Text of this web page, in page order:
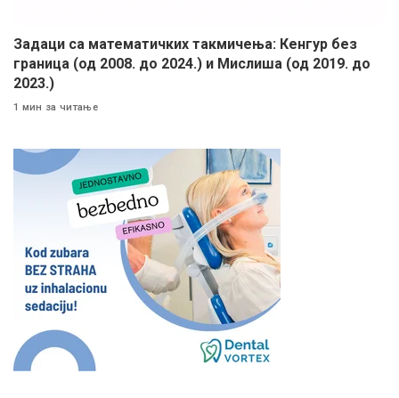
Задаци са математичких такмичења: Кенгур без
граница (од 2008. до 2024.) и Мислиша (од 2019. до
2023.)
1 мин за читање